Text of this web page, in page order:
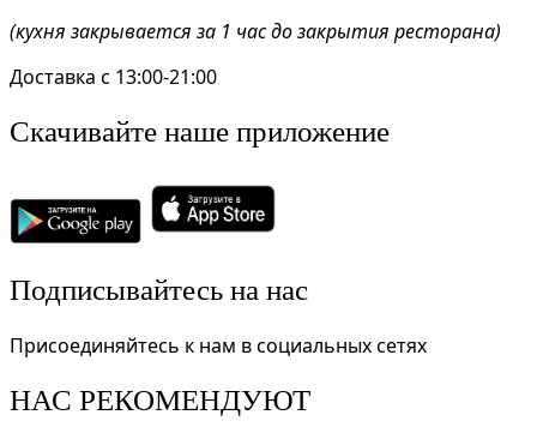
(кухня закрывается за 1 час до закрытия ресторана)
Доставка с 13:00-21:00
Скачивайте наше приложение
Подписывайтесь на нас
Присоединяйтесь к нам в социальных сетях
НАС РЕКОМЕНДУЮТ